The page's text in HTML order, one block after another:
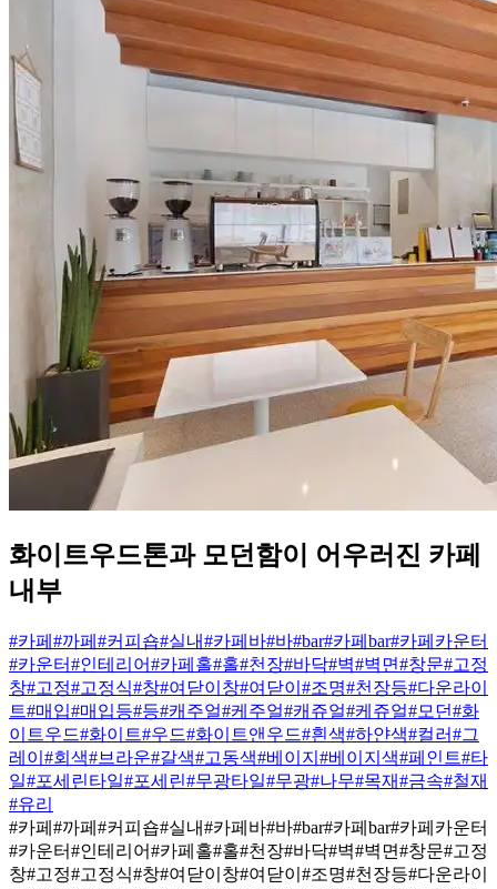
화이트우드톤과 모던함이 어우러진 카페
내부
#카페 #까페 #커피숍#실내#카페바#바#bar#카페bar#카페카운터
#카운터#인테리어#카페홀#홀#천장#바닥#벽#벽면#창문#고정
창#고정#고정식#창#여닫이창#여닫이 #조명#천장등#다운라이
트#매입#매입등#등#캐주얼#케주얼#캐쥬얼#케쥬얼#모던#화
이트우드#화이트#우드#화이트앤우드#흰색#하얀색#컬러#그
레이 #회색#브라운#갈색#고동색#베이지 #베이지색#페인트#타
일#포세린타일#포세린#무광타일#무광#나무#목재#금속#철재
#유리
#카페 #까페 #커피숍#실내#카페바#바#bar#카페bar#카페카운터
#카운터#인테리어#카페홀#홀#천장#바닥#벽#벽면#창문#고정
창#고정#고정식#창#여닫이창#여닫이 #조명#천장등#다운라이